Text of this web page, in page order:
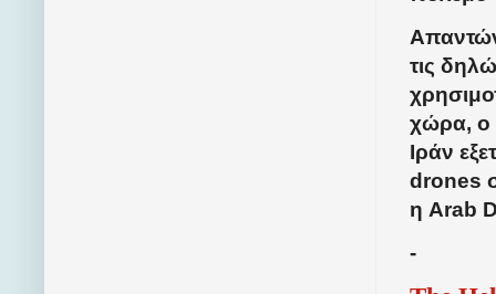
τις
χώρα, ο
Ιράν
drones
η Arab
-